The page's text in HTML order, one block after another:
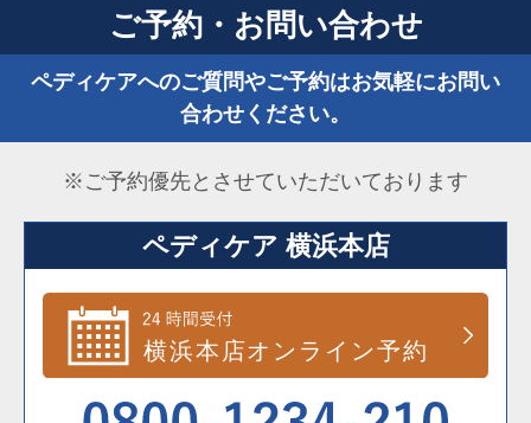
ご予約・お問い合わせ
ペディケアへのご質問やご予約はお気軽にお問い
合わせください。
※ご予約優先とさせていただいております
ペディケア 横浜本店